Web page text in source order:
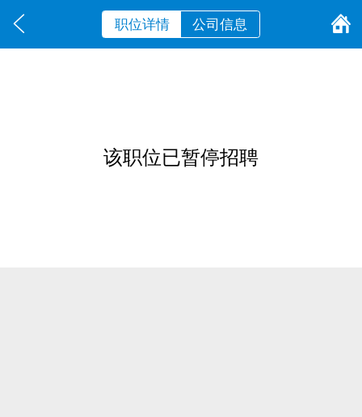
职位详情 公司信息
该职位已暂停招聘